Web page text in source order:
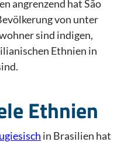
angrenzend hat São
von unter
sind indigen,
Ethnien in
Ethnien
in Brasilien hat